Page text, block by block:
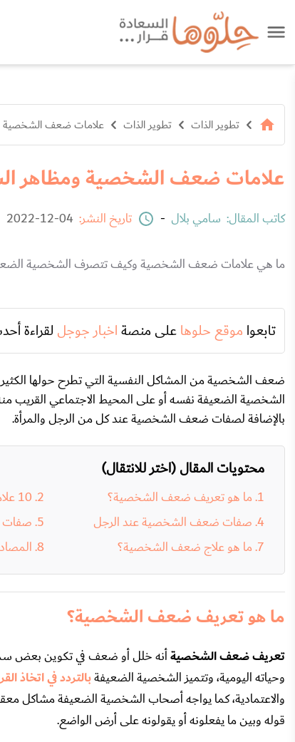
تطوير الذات تطوير الذات علامات ضعف الشخصية
علامات ضعف الشخصية ومظاهر
كاتب المقال: سامي بلال - تاريخ النشر: 04-12-2022
ما هي علامات ضعف الشخصية وكيف تتصرف الشخصية
تابعوا موقع حلوهاعلى منصةاخبار جوجل لقراءة
ضعف الشخصية من المشاكل النفسية التي تطرح حولها الكثير
الشخصية الضعيفة نفسه أو على المحيط الاجتماعي القريب
بالإضافة لصفات ضعف الشخصية عند كل من الرجل والمرأة.
محتويات المقال (اختر للانتقال)
ما هو تعريف ضعف الشخصية؟ 10 علامات تدل على ضعف الشخصية
صفات ضعف الشخصية عند الرجل
صفات
ما هو علاج ضعف الشخصية؟
ما هو تعريف ضعف الشخصية؟
تعريف ضعف الشخصيةأنه خلل أو ضعف في تكوين بعض
وحياته اليومية، وتتميز الشخصية الضعيفةبالتردد في اتخاذ
والاعتمادية، كما يواجه أصحاب الشخصية الضعيفة مشاكل
قوله وبين ما يفعلونه أو يقولونه على أرض الواضع.